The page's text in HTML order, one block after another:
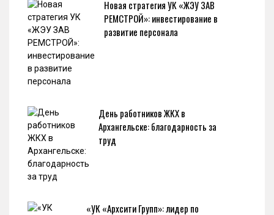
Новая стратегия УК «ЖЭУ ЗАВ
РЕМСТРОЙ»: инвестирование в
развитие персонала
День работников ЖКХ в
Архангельске: благодарность за
труд
«УК «Архсити Групп»: лидер по